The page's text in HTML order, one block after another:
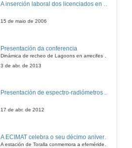
A Importancia de ser Patrimoño Natural da Humanidade
A inserción laboral dos licenciados en Ciencias do Mar: a carreira investigadora
15 de maio de 2006
Presentación da conferencia
Dinámica de recheo de Lagoons en arrecifes de coral
3 de abr. de 2013
Presentación de espectro-radiómetros ASD
17 de abr. de 2012
A estación de Toralla conmemora a efeméride asinando un convenio coa Universidad del País Vasco